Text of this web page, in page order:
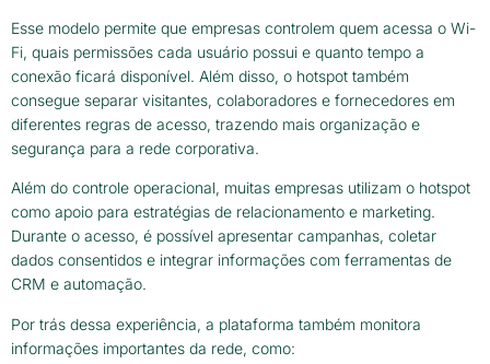
Esse modelo permite que empresas controlem quem acessa o Wi-
Fi, quais permissões cada usuário possui e quanto tempo a
conexão ficará disponível. Além disso, o hotspot também
consegue separar visitantes, colaboradores e fornecedores em
diferentes regras de acesso, trazendo mais organização e
segurança para a rede corporativa.
Além do controle operacional, muitas empresas utilizam o hotspot
como apoio para estratégias de relacionamento e marketing.
Durante o acesso, é possível apresentar campanhas, coletar
dados consentidos e integrar informações com ferramentas de
CRM e automação.
Por trás dessa experiência, a plataforma também monitora
informações importantes da rede, como: